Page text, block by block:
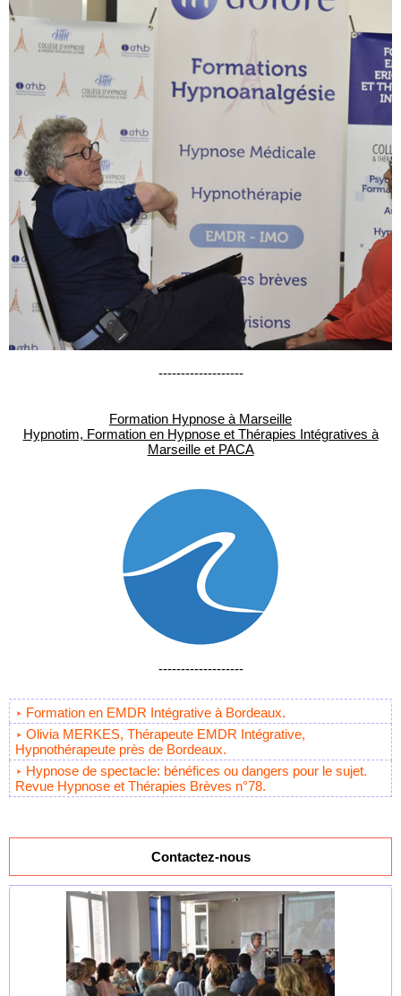
-------------------
Formation Hypnose à Marseille
Hypnotim, Formation en Hypnose et Thérapies Intégratives à
Marseille et PACA
-------------------
Formation en EMDR Intégrative à Bordeaux.
Olivia MERKES, Thérapeute EMDR Intégrative,
Hypnothérapeute près de Bordeaux.
Hypnose de spectacle: bénéfices ou dangers pour le sujet.
Revue Hypnose et Thérapies Brèves n°78.
Contactez-nous